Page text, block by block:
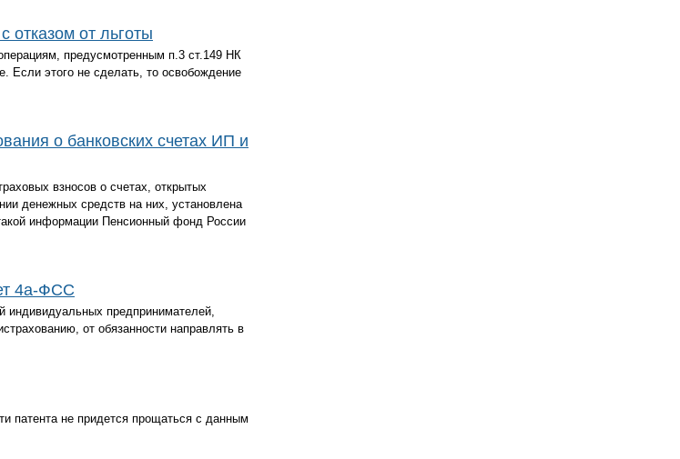
отказом от льготы
предусмотренным п.3 ст.149 НК
Если этого не сделать, то освобождение
о банковских счетах ИП и
взносов о счетах, открытых
денежных средств на них, установлена
информации Пенсионный фонд России
4а-ФСС
индивидуальных предпринимателей,
от обязанности направлять в
патента не придется прощаться с данным